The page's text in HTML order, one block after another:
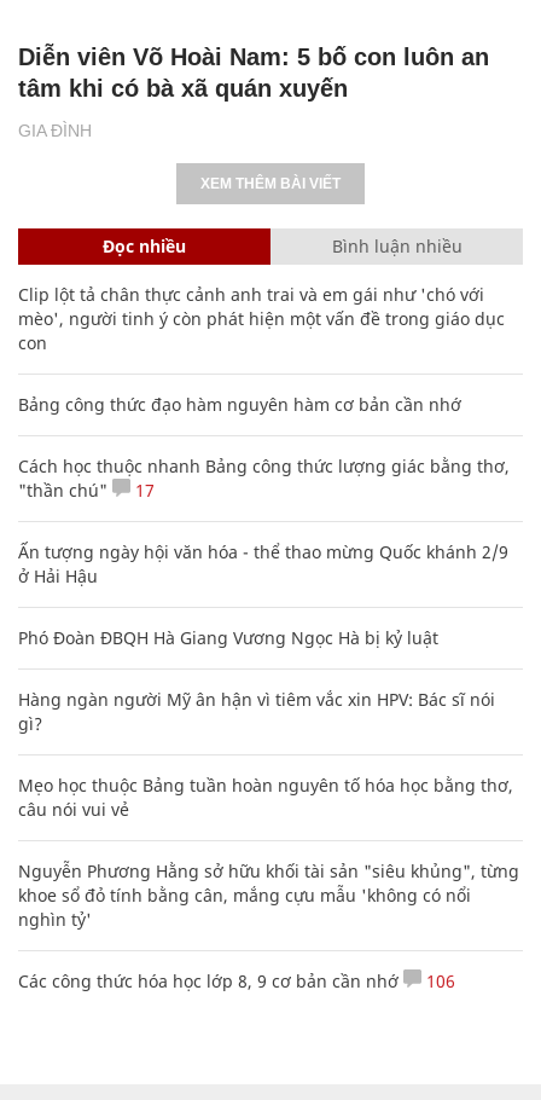
GIA ĐÌNH
Diễn viên Võ Hoài Nam: 5 bố con luôn an
tâm khi có bà xã quán xuyến
XEM THÊM BÀI VIẾT
Đọc nhiều Bình luận nhiều
Clip lột tả chân thực cảnh anh trai và em gái như 'chó với
mèo', người tinh ý còn phát hiện một vấn đề trong giáo dục
con
Bảng công thức đạo hàm nguyên hàm cơ bản cần nhớ
Cách học thuộc nhanh Bảng công thức lượng giác bằng thơ,
"thần chú"
17
Ấn tượng ngày hội văn hóa - thể thao mừng Quốc khánh 2/9
ở Hải Hậu
Phó Đoàn ĐBQH Hà Giang Vương Ngọc Hà bị kỷ luật
Hàng ngàn người Mỹ ân hận vì tiêm vắc xin HPV: Bác sĩ nói
gì?
Mẹo học thuộc Bảng tuần hoàn nguyên tố hóa học bằng thơ,
câu nói vui vẻ
Nguyễn Phương Hằng sở hữu khối tài sản "siêu khủng", từng
khoe sổ đỏ tính bằng cân, mắng cựu mẫu 'không có nổi
nghìn tỷ'
Các công thức hóa học lớp 8, 9 cơ bản cần nhớ 106